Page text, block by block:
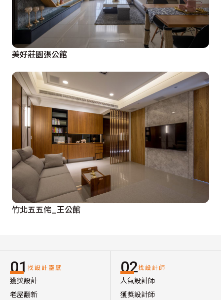
美好莊園張公館
竹北五五侘_王公館
01 找設計靈感
獲獎設計
老屋翻新
02找設計師
人氣設計師
獲獎設計師